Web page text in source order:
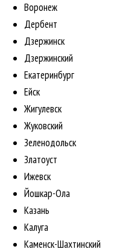
Воронеж
Дербент
Дзержинск
Дзержинский
Екатеринбург
Ейск
Жигулевск
Жуковский
Зеленодольск
Златоуст
Ижевск
Йошкар-Ола
Казань
Калуга
Каменск-Шахтинский